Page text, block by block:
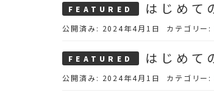
はじめて
公開済み: 2024年4月1日 カテゴリー:
はじめて
公開済み: 2024年4月1日 カテゴリー: